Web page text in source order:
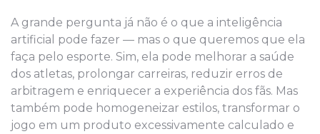
A grande pergunta já não é o que a inteligência
artificial pode fazer — mas o que queremos que ela
faça pelo esporte. Sim, ela pode melhorar a saúde
dos atletas, prolongar carreiras, reduzir erros de
arbitragem e enriquecer a experiência dos fãs. Mas
também pode homogeneizar estilos, transformar o
jogo em um produto excessivamente calculado e